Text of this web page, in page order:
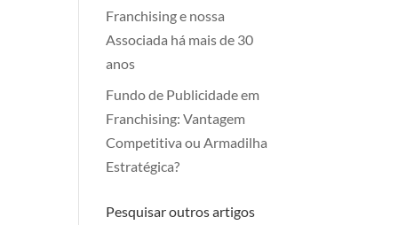
Franchising e nossa
Associada há mais de 30
anos
Fundo de Publicidade em
Franchising: Vantagem
Competitiva ou Armadilha
Estratégica?
Pesquisar outros artigos